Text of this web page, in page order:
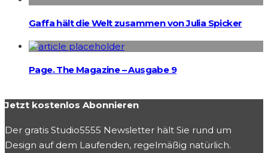
Gaffa hält die Welt zusammen von Julia Spicker
Page. The Magazine – Ausgabe 9
Jetzt kostenlos Abonnieren
Der gratis Studio5555 Newsletter hält Sie rund um
Design auf dem Laufenden, regelmäßig natürlich.